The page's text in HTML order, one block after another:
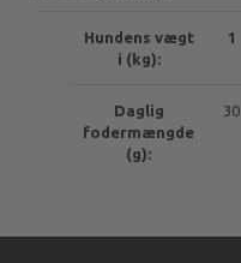
Hundens vægt
i (kg):
1
Daglig
fodermængde
(g):
30